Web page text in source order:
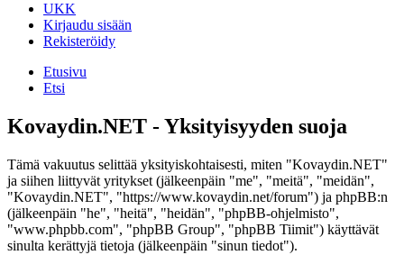
UKK
Kirjaudu sisään
Rekisteröidy
Etusivu
Etsi
Kovaydin.NET - Yksityisyyden suoja
Tämä vakuutus selittää yksityiskohtaisesti, miten "Kovaydin.NET"
ja siihen liittyvät yritykset (jälkeenpäin "me", "meitä", "meidän",
"Kovaydin.NET", "https://www.kovaydin.net/forum") ja phpBB:n
(jälkeenpäin "he", "heitä", "heidän", "phpBB-ohjelmisto",
"www.phpbb.com", "phpBB Group", "phpBB Tiimit") käyttävät
sinulta kerättyjä tietoja (jälkeenpäin "sinun tiedot").